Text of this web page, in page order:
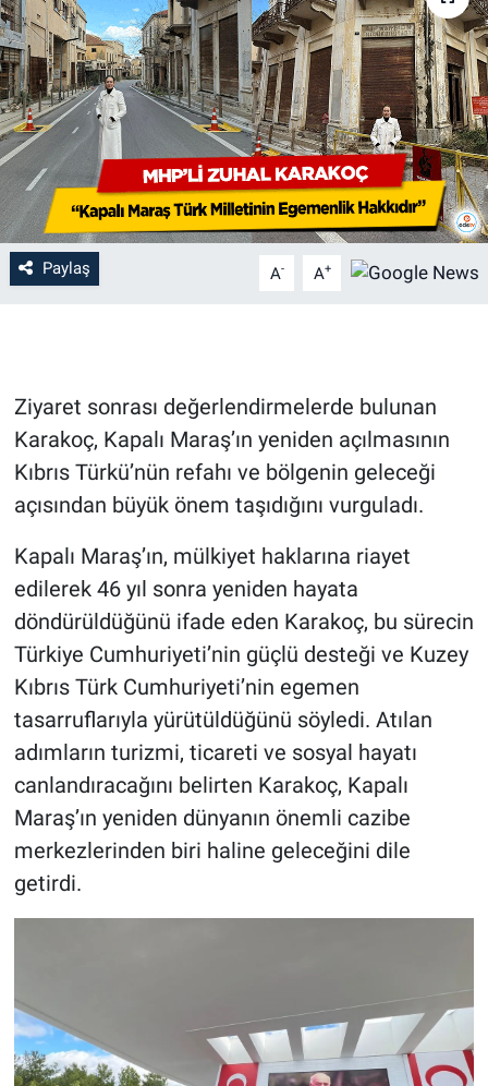
Paylaş A- A+
Ziyaret sonrası değerlendirmelerde bulunan
Karakoç, Kapalı Maraş’ın yeniden açılmasının
Kıbrıs Türkü’nün refahı ve bölgenin geleceği
açısından büyük önem taşıdığını vurguladı.
Kapalı Maraş’ın, mülkiyet haklarına riayet
edilerek 46 yıl sonra yeniden hayata
döndürüldüğünü ifade eden Karakoç, bu sürecin
Türkiye Cumhuriyeti’nin güçlü desteği ve Kuzey
Kıbrıs Türk Cumhuriyeti’nin egemen
tasarruflarıyla yürütüldüğünü söyledi. Atılan
adımların turizmi, ticareti ve sosyal hayatı
canlandıracağını belirten Karakoç, Kapalı
Maraş’ın yeniden dünyanın önemli cazibe
merkezlerinden biri haline geleceğini dile
getirdi.